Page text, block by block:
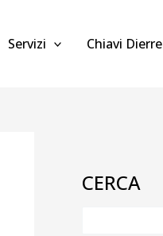
Servizi Chiavi Dierre
CERCA